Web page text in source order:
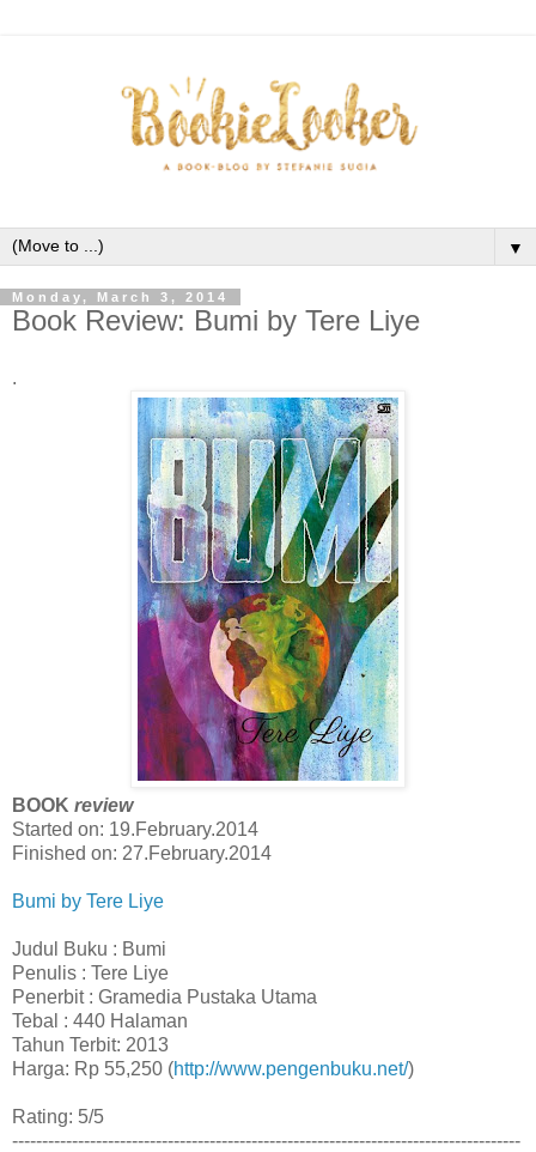
▼
Monday, March 3, 2014
Book Review: Bumi by Tere Liye
.
BOOK review
Started on: 19.February.2014
Finished on: 27.February.2014
Bumi by Tere Liye
Judul Buku : Bumi
Penulis : Tere Liye
Penerbit : Gramedia Pustaka Utama
Tebal : 440 Halaman
Tahun Terbit: 2013
Harga: Rp 55,250 (http://www.pengenbuku.net/)
Rating: 5/5
-------------------------------------------------------------------------------------